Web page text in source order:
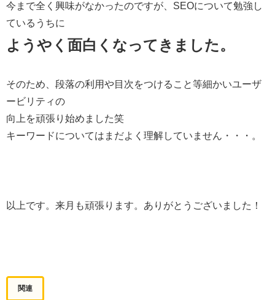
今まで全く興味がなかったのですが、SEOについて勉強し
ているうちに
ようやく面白くなってきました。
そのため、段落の利用や目次をつけること等細かいユーザ
ービリティの
向上を頑張り始めました笑
キーワードについてはまだよく理解していません・・・。
以上です。来月も頑張ります。ありがとうございました！
関連